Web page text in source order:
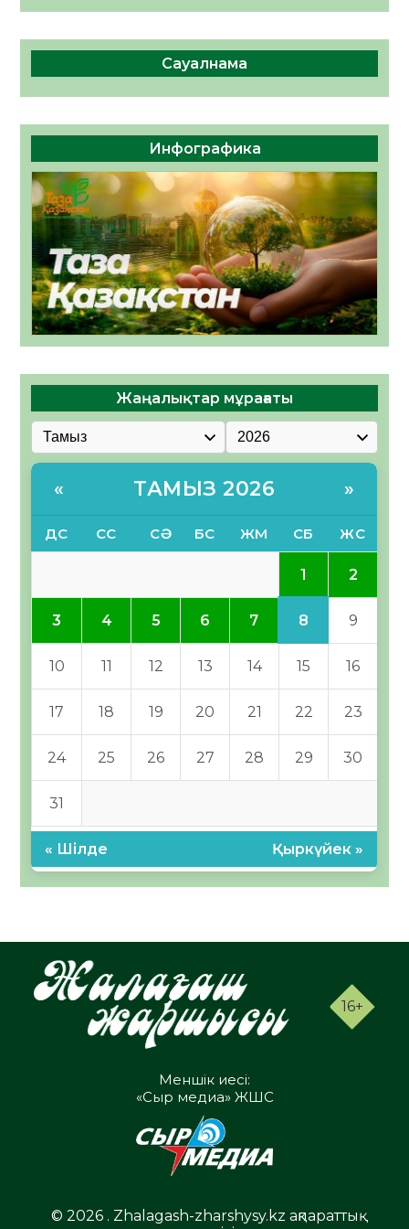
Сауалнама
Инфографика
Жаңалықтар мұрағаты
« ТАМЫЗ 2026 »
ДС СС СӘ БС ЖМ СБ ЖС
1 2
3 4 5 6 7 8 9
10 11 12 13 14 15 16
17 18 19 20 21 22 23
24 25 26 27 28 29 30
31
« Шілде Қыркүйек »
16+
Меншік иесі:
«Сыр медиа» ЖШС
© 2026 . Zhalagash-zharshysy.kz ақпараттық